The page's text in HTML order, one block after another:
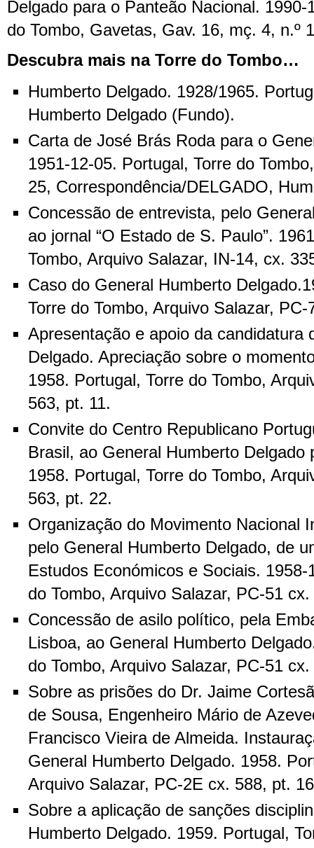
Delgado para o Panteão Nacional. 1990-
do Tombo, Gavetas, Gav. 16, mç. 4, n.º
Descubra mais na Torre do Tombo…
Humberto Delgado. 1928/1965.
Humberto Delgado (Fundo).
Carta de José Brás Roda para o
1951-12-05. Portugal, Torre do
25, Correspondência/DELGADO,
Concessão de entrevista, pelo
ao jornal “O Estado de S. Paulo”.
Tombo, Arquivo Salazar, IN-14, cx.
Caso do General Humberto
Torre do Tombo, Arquivo Salazar,
Apresentação e apoio da candidatura
Delgado. Apreciação sobre o
1958. Portugal, Torre do Tombo,
563, pt. 11.
Convite do Centro Republicano
Brasil, ao General Humberto Delgado
1958. Portugal, Torre do Tombo,
563, pt. 22.
Organização do Movimento Nacional
pelo General Humberto Delgado, de
Estudos Económicos e Sociais.
do Tombo, Arquivo Salazar, PC-51
Concessão de asilo político, pela
Lisboa, ao General Humberto
do Tombo, Arquivo Salazar, PC-51
Sobre as prisões do Dr. Jaime
de Sousa, Engenheiro Mário de
Francisco Vieira de Almeida.
General Humberto Delgado. 1958.
Arquivo Salazar, PC-2E cx. 588, pt.
Sobre a aplicação de sanções
Humberto Delgado. 1959. Portugal,